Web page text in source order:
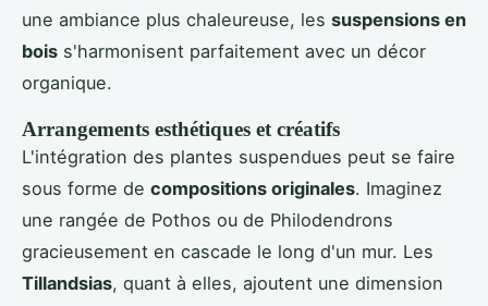
une ambiance plus chaleureuse, les suspensions en
bois s'harmonisent parfaitement avec un décor
organique.
Arrangements esthétiques et créatifs
L'intégration des plantes suspendues peut se faire
sous forme de compositions originales. Imaginez
une rangée de Pothos ou de Philodendrons
gracieusement en cascade le long d'un mur. Les
Tillandsias, quant à elles, ajoutent une dimension